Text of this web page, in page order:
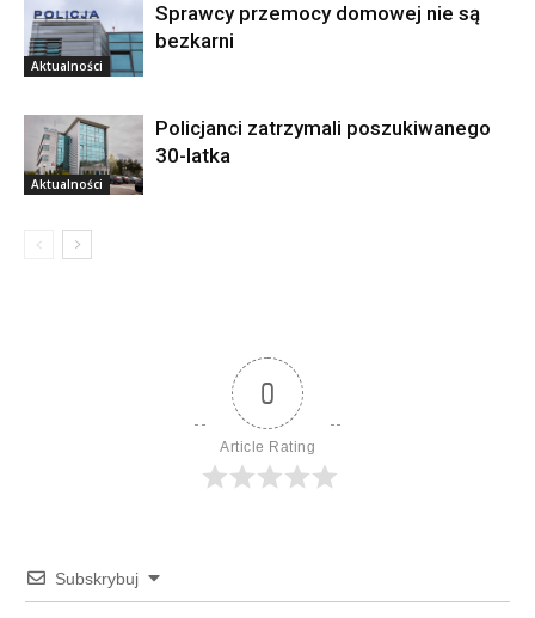
Aktualności
Sprawcy przemocy domowej nie są
bezkarni
Aktualności
Policjanci zatrzymali poszukiwanego
30-latka
0
Article Rating
Subskrybuj